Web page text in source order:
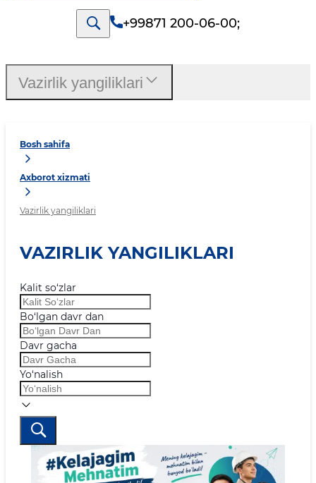
+99871 200-06-00;
Bosh sahifa
Axborot xizmati
Vazirlik yangiliklari
VAZIRLIK YANGILIKLARI
Kalit so‘zlar
Bo‘lgan davr dan
Davr gacha
Yo‘nalish
Vazirlik yangiliklari